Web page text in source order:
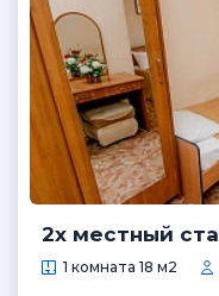
2х местный
1 комната 18 м2